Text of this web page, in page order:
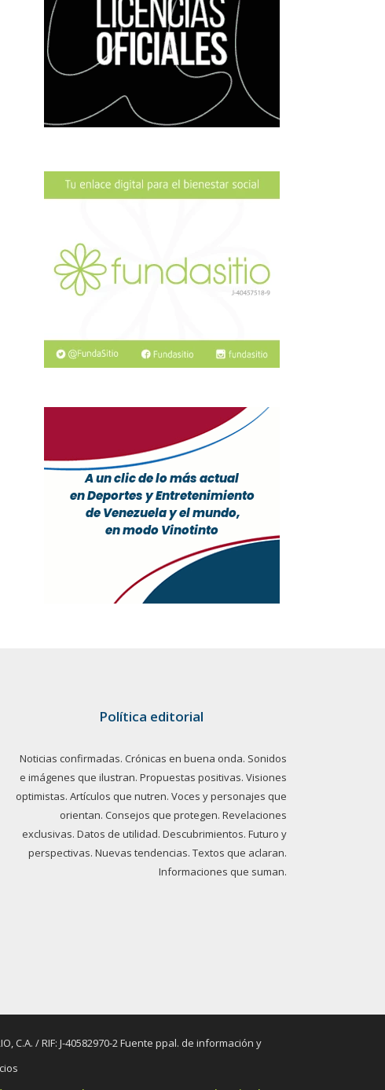
Política editorial
Noticias confirmadas. Crónicas en buena onda. Sonidos
e imágenes que ilustran. Propuestas positivas. Visiones
optimistas. Artículos que nutren. Voces y personajes que
orientan. Consejos que protegen. Revelaciones
exclusivas. Datos de utilidad. Descubrimientos. Futuro y
perspectivas. Nuevas tendencias. Textos que aclaran.
Informaciones que suman.
/ RIF: J-40582970-2 Fuente ppal. de información y